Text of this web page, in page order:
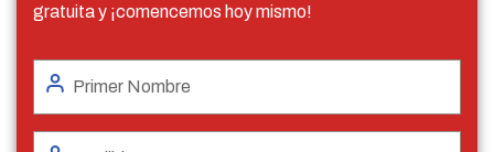
gratuita y ¡comencemos hoy mismo!